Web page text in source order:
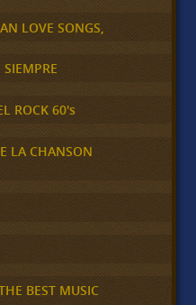
LOVE SONGS,
ROCK 60's
LA CHANSON
BEST MUSIC